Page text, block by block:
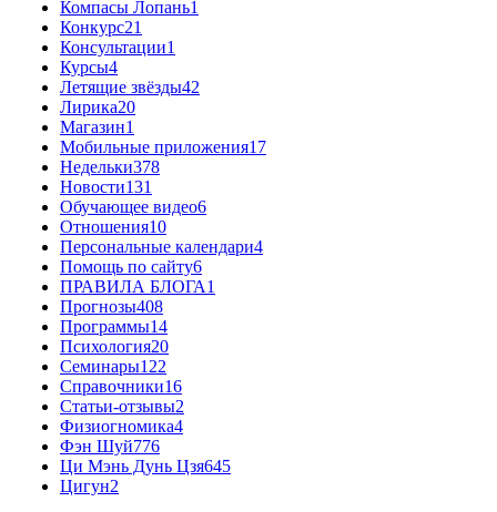
Компасы Лопань1
Конкурс21
Консультации1
Курсы4
Летящие звёзды42
Лирика20
Магазин1
Мобильные приложения17
Недельки378
Новости131
Обучающее видео6
Отношения10
Персональные календари4
Помощь по сайту6
ПРАВИЛА БЛОГА1
Прогнозы408
Программы14
Психология20
Семинары122
Справочники16
Статьи-отзывы2
Физиогномика4
Фэн Шуй776
Ци Мэнь Дунь Цзя645
Цигун2